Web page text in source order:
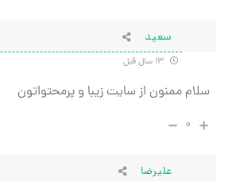
سعید
سلام ممنون از سایت زیبا و پرمحتواتون
۰
علیرضا